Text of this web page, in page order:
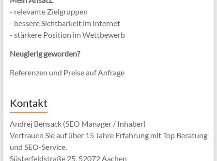
- relevante Zielgruppen
- bessere Sichtbarkeit im Internet
- stärkere Position im Wettbewerb
Neugierig geworden?
Referenzen und Preise auf Anfrage
Kontakt
Andrej Bensack (SEO Manager / Inhaber)
Vertrauen Sie auf über 15 Jahre Erfahrung mit Top Beratung
und SEO-Service.
Süsterfeldstraße 25, 52072 Aachen